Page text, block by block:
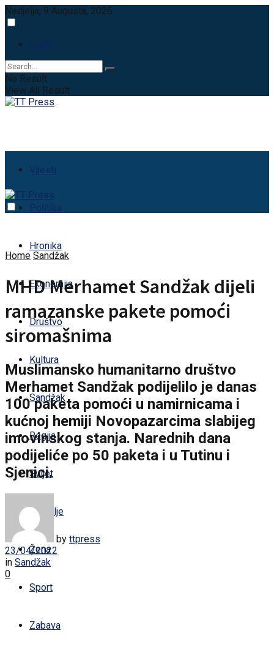
Nedjelja, 9 Augusta, 2026
Login
No Result
View All Result
Vijesti
Politika
Hronika
Ekonomija
Društvo
Kultura
Sandžak
Regija
Svijet
Zdravlje
Žena
Sport
Zabava
Home Sandžak
MHD Merhamet Sandžak dijeli
ramazanske pakete pomoći
siromašnima
Muslimansko humanitarno društvo
Merhamet Sandžak podijelilo je danas
100 paketa pomoći u namirnicama i
kućnoj hemiji Novopazarcima slabijeg
imovinskog stanja. Narednih dana
podijeliće po 50 paketa i u Tutinu i
Sjenici.
by ttpress
23/04/2022
in Sandžak
0